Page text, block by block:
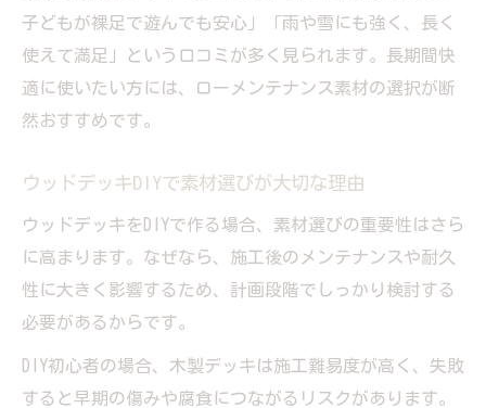
子どもが裸足で遊んでも安心」「雨や雪にも強く、長く
使えて満足」という口コミが多く見られます。長期間快
適に使いたい方には、ローメンテナンス素材の選択が断
然おすすめです。
ウッドデッキDIYで素材選びが大切な理由
ウッドデッキをDIYで作る場合、素材選びの重要性はさら
に高まります。なぜなら、施工後のメンテナンスや耐久
性に大きく影響するため、計画段階でしっかり検討する
必要があるからです。
DIY初心者の場合、木製デッキは施工難易度が高く、失敗
すると早期の傷みや腐食につながるリスクがあります。